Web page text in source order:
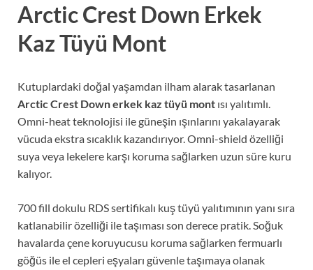
Arctic Crest Down Erkek
Kaz Tüyü Mont
Kutuplardaki doğal yaşamdan ilham alarak tasarlanan
Arctic Crest Down erkek kaz tüyü mont ısı yalıtımlı.
Omni-heat teknolojisi ile güneşin ışınlarını yakalayarak
vücuda ekstra sıcaklık kazandırıyor. Omni-shield özelliği
suya veya lekelere karşı koruma sağlarken uzun süre kuru
kalıyor.
700 fill dokulu RDS sertifikalı kuş tüyü yalıtımının yanı sıra
katlanabilir özelliği ile taşıması son derece pratik. Soğuk
havalarda çene koruyucusu koruma sağlarken fermuarlı
göğüs ile el cepleri eşyaları güvenle taşımaya olanak